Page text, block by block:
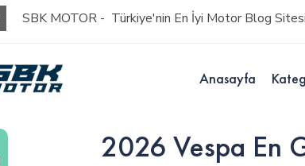
SBK MOTOR - Türkiye'nin En İyi Motor Blog Sitesi
Anasayfa
2026 Vespa En